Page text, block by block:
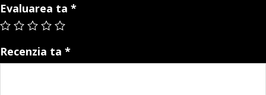
Evaluarea ta *
Recenzia ta *